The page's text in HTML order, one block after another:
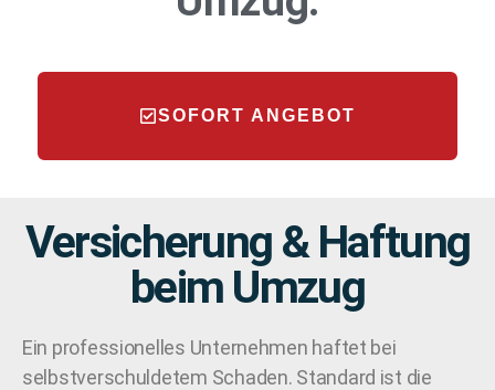
SOFORT ANGEBOT
Versicherung & Haftung
beim Umzug
Ein professionelles Unternehmen haftet bei
selbstverschuldetem Schaden. Standard ist die